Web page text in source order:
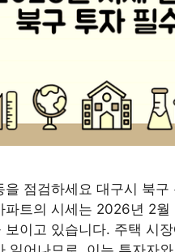
을 점검하세요 대구시 북구
파트의 시세는 2026년 2월
보이고 있습니다. 주택 시